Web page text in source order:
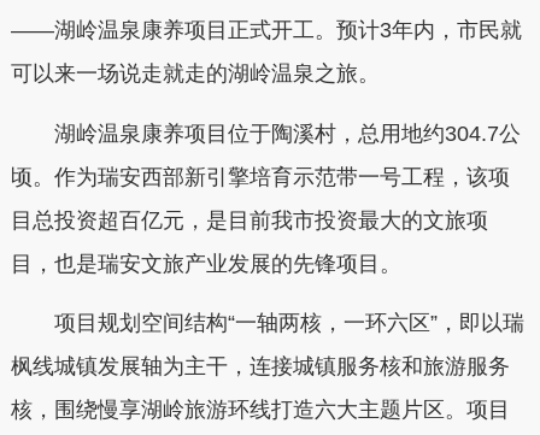
——湖岭温泉康养项目正式开工。预计3年内，市民就
可以来一场说走就走的湖岭温泉之旅。
湖岭温泉康养项目位于陶溪村，总用地约304.7公
顷。作为瑞安西部新引擎培育示范带一号工程，该项
目总投资超百亿元，是目前我市投资最大的文旅项
目，也是瑞安文旅产业发展的先锋项目。
项目规划空间结构“一轴两核，一环六区”，即以瑞
枫线城镇发展轴为主干，连接城镇服务核和旅游服务
核，围绕慢享湖岭旅游环线打造六大主题片区。项目